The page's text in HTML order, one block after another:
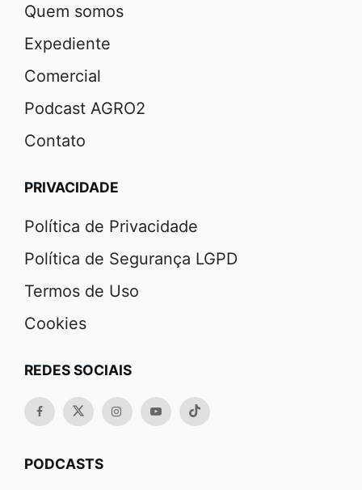
Quem somos
Expediente
Comercial
Podcast AGRO2
Contato
PRIVACIDADE
Política de Privacidade
Política de Segurança LGPD
Termos de Uso
Cookies
REDES SOCIAIS
PODCASTS